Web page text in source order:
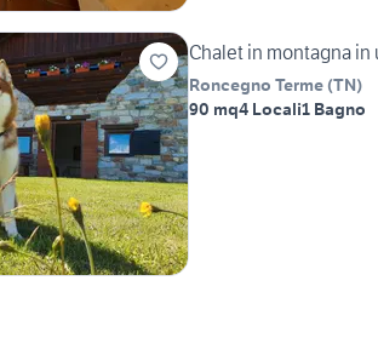
Chalet in montagna
Roncegno Terme (TN)
90 mq4 Locali1 Bagno